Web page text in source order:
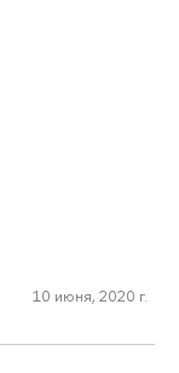
10 июня, 2020 г.